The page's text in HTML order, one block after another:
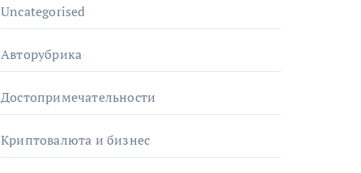
Uncategorised
Авторубрика
Достопримечательности
Криптовалюта и бизнес